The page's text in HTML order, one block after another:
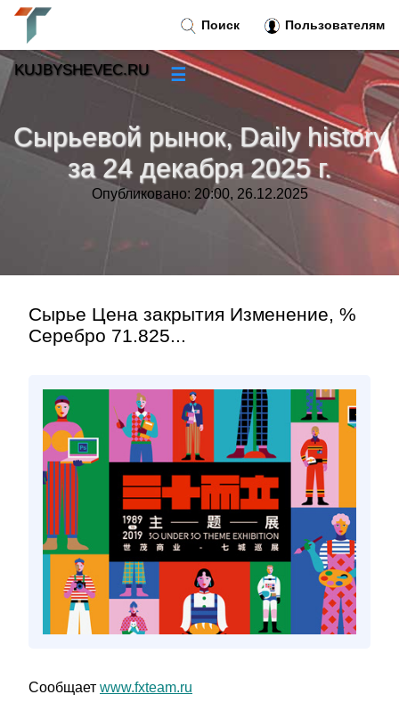
Сырьевой рынок, Daily history
за 24 декабря 2025 г.
Опубликовано: 20:00, 26.12.2025
Сырье Цена закрытия Изменение, %
Серебро 71.825...
Сообщает www.fxteam.ru
Поиск Пользователям
KUJBYSHEVEC.RU ☰
»
Тренды новостей »
»
Контакт»